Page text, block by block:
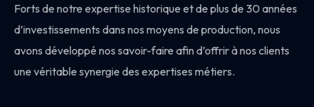
Forts de notre expertise historique et de plus de 30 années
d’investissements dans nos moyens de production, nous
avons développé nos savoir-faire afin d’offrir à nos clients
une véritable synergie des expertises métiers.